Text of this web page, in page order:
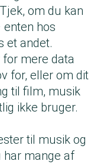
om du kan
hos
et andet.
for mere data
for, eller om dit
til film, musik
ikke bruger.
til musik og
mange af